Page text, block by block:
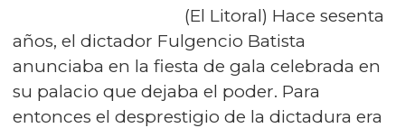
(El Litoral) Hace sesenta
años, el dictador Fulgencio Batista
anunciaba en la fiesta de gala celebrada en
su palacio que dejaba el poder. Para
entonces el desprestigio de la dictadura era